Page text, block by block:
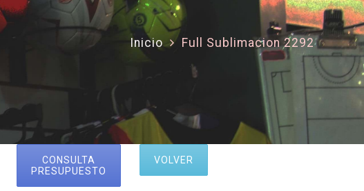
Inicio Full Sublimacion 2292
CONSULTA
PRESUPUESTO
VOLVER